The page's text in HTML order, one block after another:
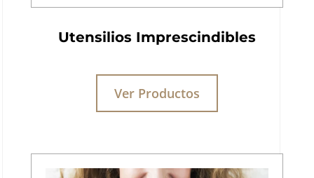
Utensilios Imprescindibles
Ver Productos